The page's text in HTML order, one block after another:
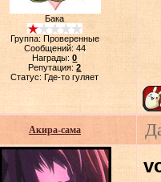
Бака
Группа: Проверенные
Сообщений: 44
Награды:0
Репутация:2
Статус:Где-то гуляет
Акира-сама